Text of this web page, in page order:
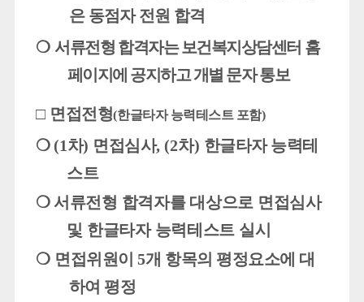
은 동점자 전원 합격
❍ 서류전형 합격자는 보건복지상담센터 홈
페이지에 공지하고 개별 문자 통보
□ 면접전형(한글타자 능력테스트 포함)
❍ (1차) 면접심사, (2차) 한글타자 능력테
스트
❍ 서류전형 합격자를 대상으로 면접심사
및 한글타자 능력테스트 실시
❍ 면접위원이5개 항목의 평정요소에 대
하여 평정